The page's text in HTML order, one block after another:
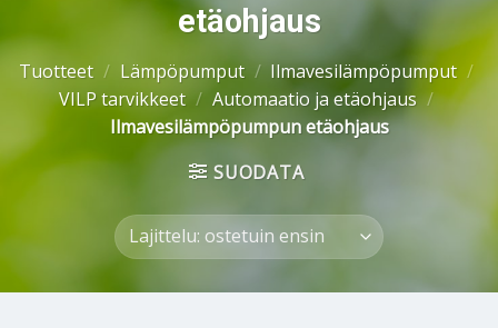
etäohjaus
Tuotteet / Lämpöpumput / Ilmavesilämpöpumput /
VILP tarvikkeet / Automaatio ja etäohjaus /
Ilmavesilämpöpumpun etäohjaus
SUODATA